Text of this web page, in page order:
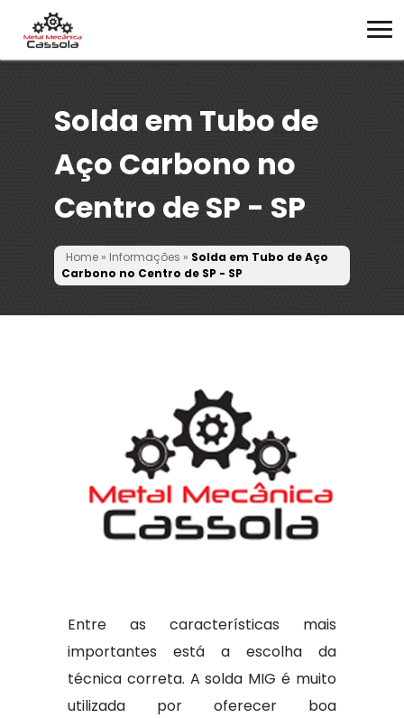
Solda em Tubo de
Aço Carbono no
Centro de SP - SP
Home» Informações » Solda em Tubo de Aço
Carbono no Centro de SP - SP
Entre as características mais
importantes está a escolha da
técnica correta. A solda MIG é muito
utilizada por oferecer boa